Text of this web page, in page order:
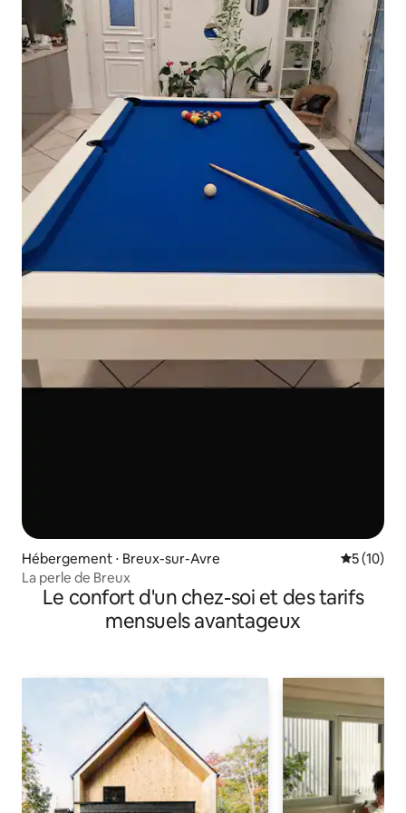
Hébergement ⋅ Breux-sur-Avre
5 (10)
La perle de Breux
Le confort d'un chez-soi et des tarifs
mensuels avantageux